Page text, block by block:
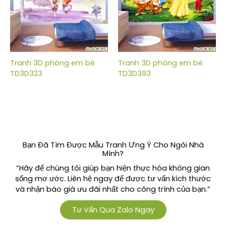
Tranh 3D phòng em bé
TD3D323
Tranh 3D phòng em bé
TD3D393
Bạn Đã Tìm Được Mẫu Tranh Ưng Ý Cho Ngôi Nhà
Mình?
“Hãy để chúng tôi giúp bạn hiện thực hóa không gian
sống mơ ước. Liên hệ ngay để được tư vấn kích thước
và nhận báo giá ưu đãi nhất cho công trình của bạn.”
Tư Vấn Qua Zalo Ngay